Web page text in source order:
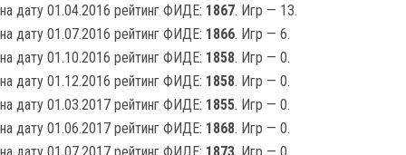
на дату 01.04.2016 рейтинг ФИДЕ: 1867. Игр — 13.
на дату 01.07.2016 рейтинг ФИДЕ: 1866. Игр — 6.
на дату 01.10.2016 рейтинг ФИДЕ: 1858. Игр — 0.
на дату 01.12.2016 рейтинг ФИДЕ: 1858. Игр — 0.
на дату 01.03.2017 рейтинг ФИДЕ: 1855. Игр — 0.
на дату 01.06.2017 рейтинг ФИДЕ: 1868. Игр — 0.